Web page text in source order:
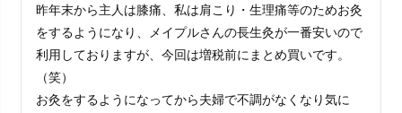
昨年末から主人は膝痛、私は肩こり・生理痛等のためお灸
をするようになり、メイプルさんの長生灸が一番安いので
利用しておりますが、今回は増税前にまとめ買いです。
（笑）
お灸をするようになってから夫婦で不調がなくなり気に